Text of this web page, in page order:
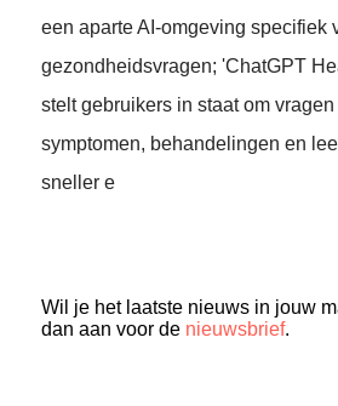
een aparte AI-omgeving specifiek
gezondheidsvragen; 'ChatGPT
stelt gebruikers in staat om
symptomen, behandelingen en
sneller e
Wil je het laatste nieuws in jouw
dan aan voor de nieuwsbrief.